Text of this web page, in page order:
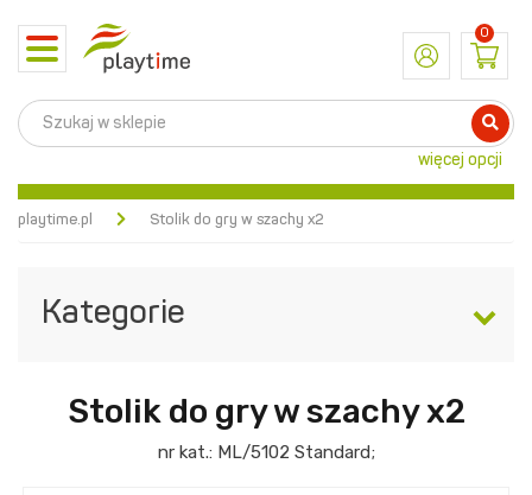
Toggle
navigation
0
więcej opcji
playtime.pl Stolik do gry w szachy x2
Kategorie
Stolik do gry w szachy x2
nr kat.: ML/5102 Standard;